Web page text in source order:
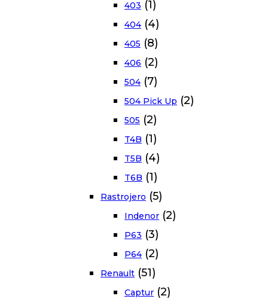
403 (1)
404 (4)
405 (8)
406 (2)
504 (7)
504 Pick Up (2)
505 (2)
T4B (1)
T5B (4)
T6B (1)
Rastrojero (5)
Indenor (2)
P63 (3)
P64 (2)
Renault (51)
Captur (2)